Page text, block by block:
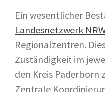
Ein wesentlicher
Landesnetzwerk
Regionalzentren.
Zuständigkeit im
den Kreis Paderborn
Zentrale